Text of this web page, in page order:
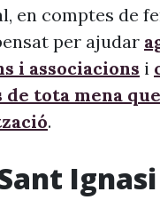
en comptes de
per ajudar
i associacions i
de tota mena
.